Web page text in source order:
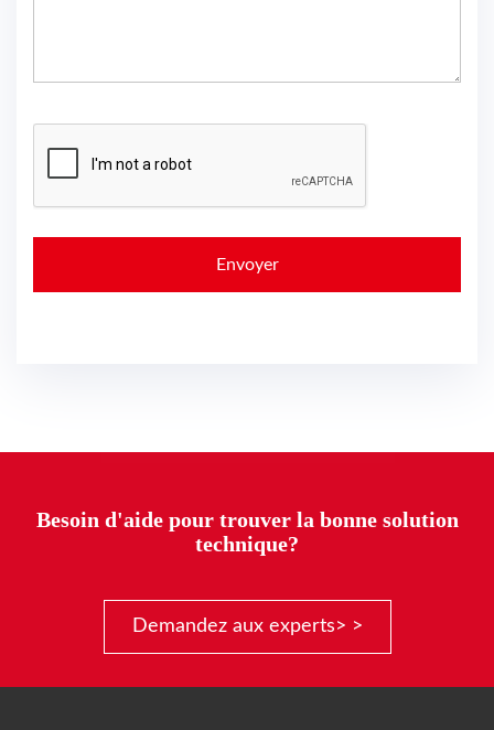
Besoin d'aide pour trouver la bonne solution
technique?
Demandez aux experts> >